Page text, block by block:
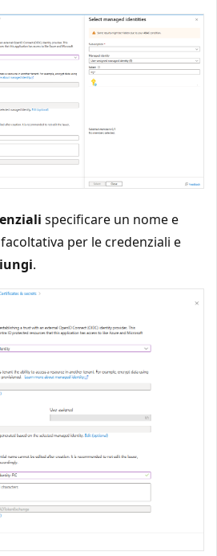
specificare un nome e
per le credenziali e
.